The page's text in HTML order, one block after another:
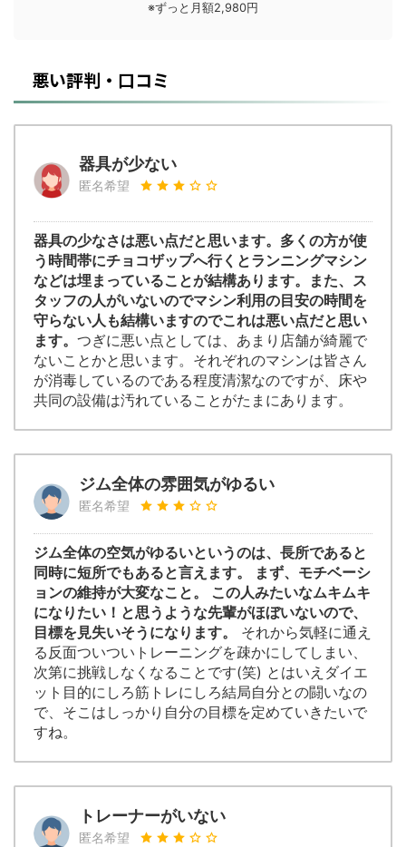
※ずっと月額2,980円
悪い評判・口コミ
器具が少ない
匿名希望
器具の少なさは悪い点だと思います。多くの方が使
う時間帯にチョコザップへ行くとランニングマシン
などは埋まっていることが結構あります。また、ス
タッフの人がいないのでマシン利用の目安の時間を
守らない人も結構いますのでこれは悪い点だと思い
ます。 つぎに悪い点としては、あまり店舗が綺麗で
ないことかと思います。それぞれのマシンは皆さん
が消毒しているのである程度清潔なのですが、床や
共同の設備は汚れていることがたまにあります。
ジム全体の雰囲気がゆるい
匿名希望
ジム全体の空気がゆるいというのは、長所であると
同時に短所でもあると言えます。 まず、モチベーシ
ョンの維持が大変なこと。 この人みたいなムキムキ
になりたい！と思うような先輩がほぼいないので、
目標を見失いそうになります。
それから気軽に通え
る反面ついついトレーニングを疎かにしてしまい、
次第に挑戦しなくなることです(笑) とはいえダイエ
ット目的にしろ筋トレにしろ結局自分との闘いなの
で、そこはしっかり自分の目標を定めていきたいで
すね。
トレーナーがいない
匿名希望